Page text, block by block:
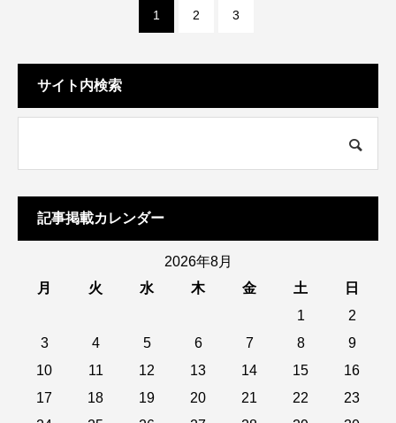
1 2 3
サイト内検索
記事掲載カレンダー
2026年8月
月
火 水 木 金 土
日
1
2
3
4 5 6 7 8
9
10
11 12 13 14 15
16
17
18 19 20 21 22
23